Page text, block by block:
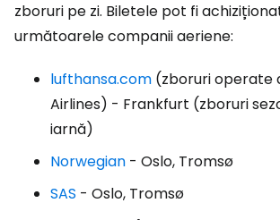
zboruri pe zi. Biletele pot fi
următoarele companii aeriene:
lufthansa.com (zboruri operate
Airlines) - Frankfurt (zboruri
iarnă)
Norwegian - Oslo, Tromsø
SAS - Oslo, Tromsø